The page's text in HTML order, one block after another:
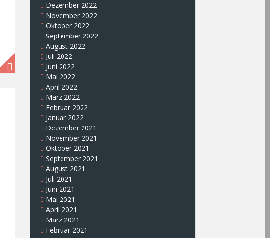
Dezember 2022
November 2022
Oktober 2022
September 2022
August 2022
Juli 2022
Juni 2022
Mai 2022
April 2022
März 2022
Februar 2022
Januar 2022
Dezember 2021
November 2021
Oktober 2021
September 2021
August 2021
Juli 2021
Juni 2021
Mai 2021
April 2021
März 2021
Februar 2021